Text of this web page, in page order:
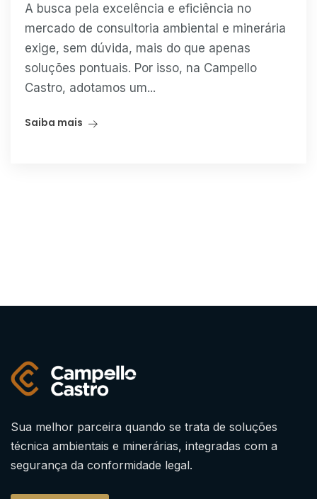
A busca pela excelência e eficiência no
mercado de consultoria ambiental e minerária
exige, sem dúvida, mais do que apenas
soluções pontuais. Por isso, na Campello
Castro, adotamos um...
Saiba mais
Sua melhor parceira quando se trata de soluções
técnica ambientais e minerárias, integradas com a
segurança da conformidade legal.